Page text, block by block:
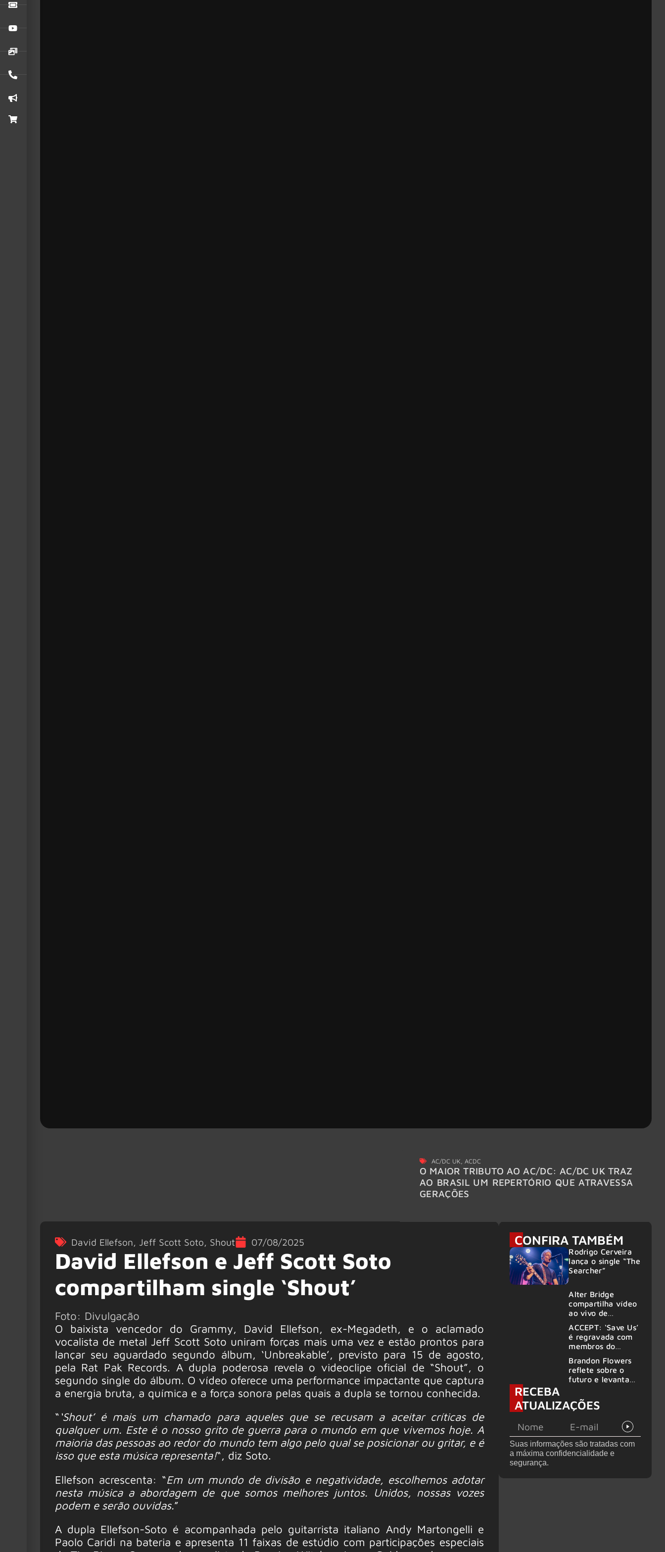
AC/DC UK ACDC
O MAIOR TRIBUTO AO AC/DC: AC/DC UK TRAZ
AO BRASIL UM REPERTÓRIO QUE ATRAVESSA
GERAÇÕES
David Ellefson, Jeff Scott Soto, Shout 07/08/2025
David Ellefson e Jeff Scott Soto
compartilham single ‘Shout’
Foto: Divulgação
O baixista vencedor do Grammy, David Ellefson, ex-Megadeth, e o aclamado
vocalista de metal Jeff Scott Soto uniram forças mais uma vez e estão prontos para
lançar seu aguardado segundo álbum, ‘Unbreakable’, previsto para 15 de agosto,
pela Rat Pak Records. A dupla poderosa revela o videoclipe oficial de “Shout”, o
segundo single do álbum. O vídeo oferece uma performance impactante que captura
a energia bruta, a química e a força sonora pelas quais a dupla se tornou conhecida.
“ ‘Shout’ é mais um chamado para aqueles que se recusam a aceitar críticas de
qualquer um. Este é o nosso grito de guerra para o mundo em que vivemos hoje. A
maioria das pessoas ao redor do mundo tem algo pelo qual se posicionar ou gritar, e é
isso que esta música representa!“, diz Soto.
Ellefson acrescenta: “Em um mundo de divisão e negatividade, escolhemos adotar
nesta música a abordagem de que somos melhores juntos. Unidos, nossas vozes
podem e serão ouvidas.”
A dupla Ellefson-Soto é acompanhada pelo guitarrista italiano Andy Martongelli e
Paolo Caridi na bateria e apresenta 11 faixas de estúdio com participações especiais
CONFIRA TAMBÉM
Rodrigo Cerveira
lança o single “The
Searcher”
Alter Bridge
compartilha vídeo
ao vivo de
no Rock am Ring
2026
ACCEPT: ‘Save Us’
é regravada com
membros do
GHOST e KORN
Brandon Flowers
reflete sobre o
futuro e levanta
deixar os palcos
RECEBA
ATUALIZAÇÕES
Suas informações são tratadas com
a máxima confidencialidade e
segurança.